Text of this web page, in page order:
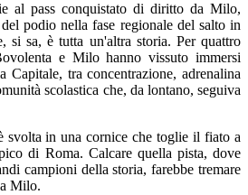
al pass conquistato di diritto da Milo,
podio nella fase regionale del salto in
si sa, è tutta un'altra storia. Per quattro
e Milo hanno vissuto immersi
Capitale, tra concentrazione, adrenalina
scolastica che, da lontano, seguiva
svolta in una cornice che toglie il fiato a
di Roma. Calcare quella pista, dove
campioni della storia, farebbe tremare
Milo.